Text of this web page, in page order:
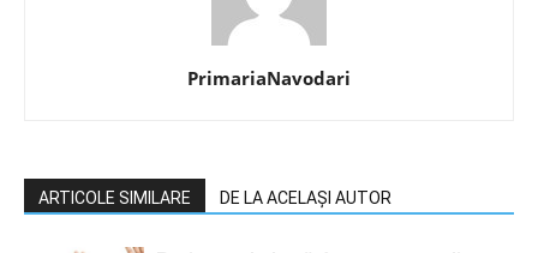
PrimariaNavodari
ARTICOLE SIMILARE DE LA ACELAȘI AUTOR